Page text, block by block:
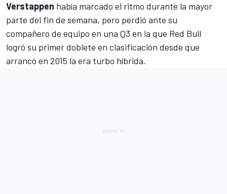
Verstappen había marcado el ritmo durante la mayor
parte del fin de semana, pero perdió ante su
compañero de equipo en una Q3 en la que Red Bull
logró su primer doblete en clasificación desde que
arrancó en 2015 la era turbo híbrida.